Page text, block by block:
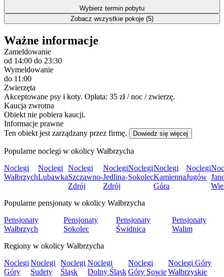
Wybierz termin pobytu
Zobacz wszystkie pokoje (5)
Ważne informacje
Zameldowanie
od 14:00 do 23:30
Wymeldowanie
do 11:00
Zwierzęta
Akceptowane psy i koty. Opłata: 35 zł / noc / zwierzę.
Kaucja zwrotna
Obiekt nie pobiera kaucji.
Informacje prawne
Ten obiekt jest zarządzany przez firmę.
Dowiedz się więcej
Popularne noclegi w okolicy Wałbrzycha
Noclegi
Wałbrzych
Noclegi
Lubawka
Noclegi
Szczawno-
Zdrój
Noclegi
Jedlina-
Zdrój
Noclegi
Sokolec
Noclegi
Kamienna
Góra
Noclegi
Jugów
Popularne pensjonaty w okolicy Wałbrzycha
Pensjonaty
Wałbrzych
Pensjonaty
Sokolec
Pensjonaty
Świdnica
Pensjonaty
Walim
Regiony w okolicy Wałbrzycha
Noclegi
Góry
Noclegi
Sudety
Noclegi
Śląsk
Noclegi
Dolny Śląsk
Noclegi
Góry Sowie
Noclegi Góry
Wałbrzyskie